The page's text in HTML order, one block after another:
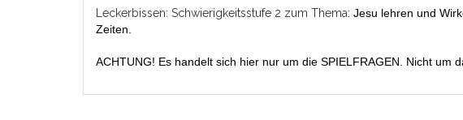
Leckerbissen: Schwierigkeitsstufe 2 zum Thema: Jesu lehren und
Zeiten.
ACHTUNG! Es handelt sich hier nur um die SPIELFRAGEN. Nicht um